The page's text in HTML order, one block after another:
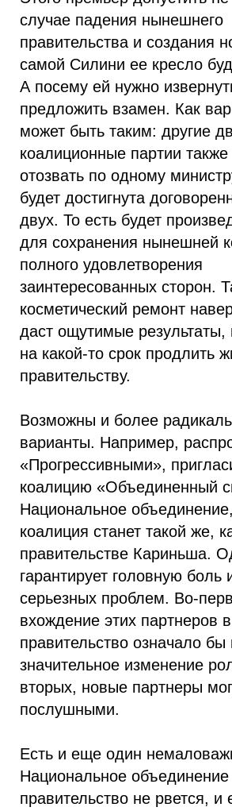
случае падения нынешнего
правительства и создания
самой Силини ее кресло
А посему ей нужно
предложить взамен. Как
может быть таким: другие
коалиционные партии также
отозвать по одному
будет достигнута
двух. То есть будет
для сохранения нынешней
полного удовлетворения
заинтересованных сторон.
косметический ремонт
даст ощутимые результаты,
на какой-то срок продлить
правительству.
Возможны и более
варианты. Например,
«Прогрессивными»,
коалицию «Объединенный
Национальное
коалиция станет такой же,
правительстве Кариньша.
гарантирует головную
серьезных проблем. Во-
вхождение этих партнеров в
правительство означало бы
значительное изменение
вторых, новые партнеры
послушными.
Есть и еще один
Национальное объединение
правительство не рвется, и